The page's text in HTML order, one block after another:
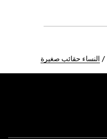
النساء حقائب صغيرة